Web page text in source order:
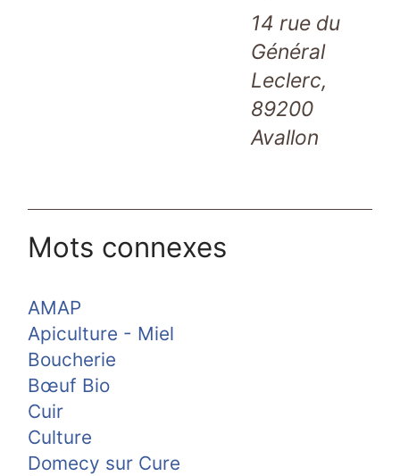
14 rue du
Général
Leclerc,
89200
Avallon
Mots connexes
AMAP
Apiculture - Miel
Boucherie
Bœuf Bio
Cuir
Culture
Domecy sur Cure